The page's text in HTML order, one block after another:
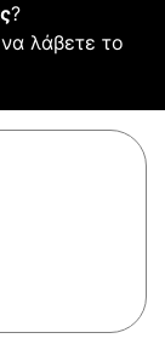
?
λάβετε το